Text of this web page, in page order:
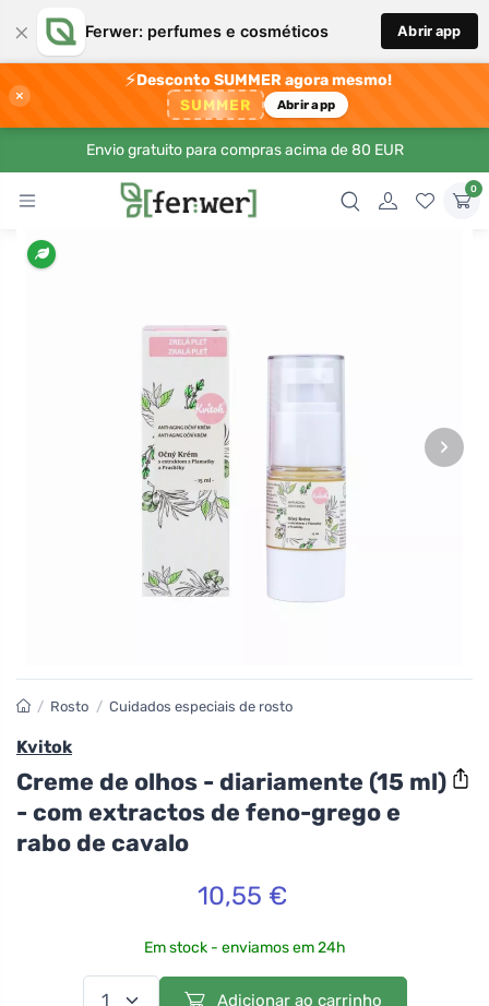
× Ferwer: perfumes e cosméticos Abrir app
×
⚡Desconto SUMMER agora mesmo!
SUMMER Abrir app
Envio gratuito para compras acima de 80 EUR
0
›
/ Rosto / Cuidados especiais de rosto
Kvitok
Creme de olhos - diariamente (15 ml)
- com extractos de feno-grego e
rabo de cavalo
10,55 €
Em stock - enviamos em 24h
Adicionar ao carrinho